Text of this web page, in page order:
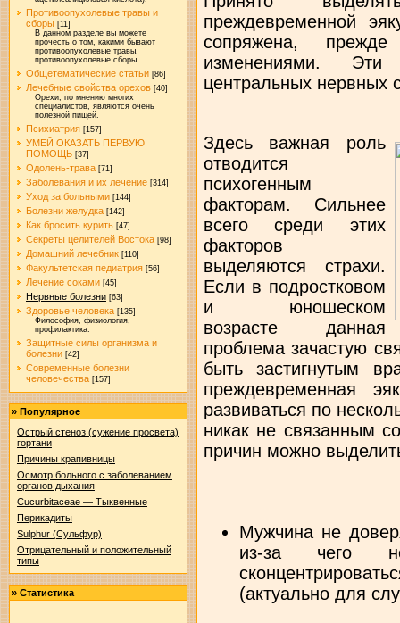
Противоопухолевые травы и
сборы [11]
В данном разделе вы можете
прочесть о том, какими бывают
противоопухолевые травы,
противоопухолевые сборы
Общетематические статьи [86]
Лечебные свойства орехов [40]
Орехи, по мнению многих
специалистов, являются очень
полезной пищей.
Психиатрия [157]
УМЕЙ ОКАЗАТЬ ПЕРВУЮ
ПОМОЩЬ [37]
Одолень-трава [71]
Заболевания и их лечение [314]
Уход за больными [144]
Болезни желудка [142]
Как бросить курить [47]
Секреты целителей Востока [98]
Домашний лечебник [110]
Факультетская педиатрия [56]
Лечение соками [45]
Нервные болезни [63]
Здоровье человека [135]
Философия, физиология,
профилактика.
Защитные силы организма и
болезни [42]
Современные болезни
человечества [157]
» Популярное
Острый стеноз (сужение просвета)
гортани
Причины крапивницы
Осмотр больного с заболеванием
органов дыхания
Cucurbitaceae — Тыквенные
Перикадиты
Sulphur (Сульфур)
Отрицательный и положительный
типы
» Статистика
преждевременной
сопряжена,
изменениями.
центральных нервных
Здесь важная роль
отводится
психогенным
факторам. Сильнее
всего среди этих
факторов
выделяются страхи.
Если в подростковом
и юношеском
возрасте данная
проблема зачастую
быть застигнутым
преждевременная
развиваться по
никак не связанным
причин можно
Мужчина не
из-за чего
(актуально для